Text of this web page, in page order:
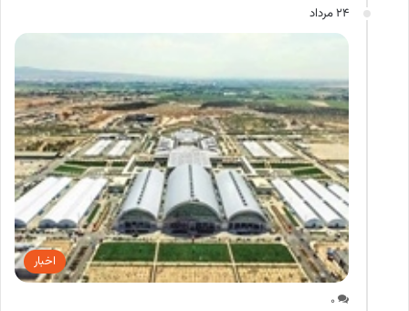
24 مرداد
اخبار
0